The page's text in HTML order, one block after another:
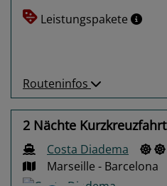
Leistungspakete
Routeninfos
2 Nächte Kurzkreuzfahrt
Costa Diadema
Marseille - Barcelona